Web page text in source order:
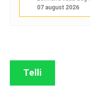
07 august 2026
Telli